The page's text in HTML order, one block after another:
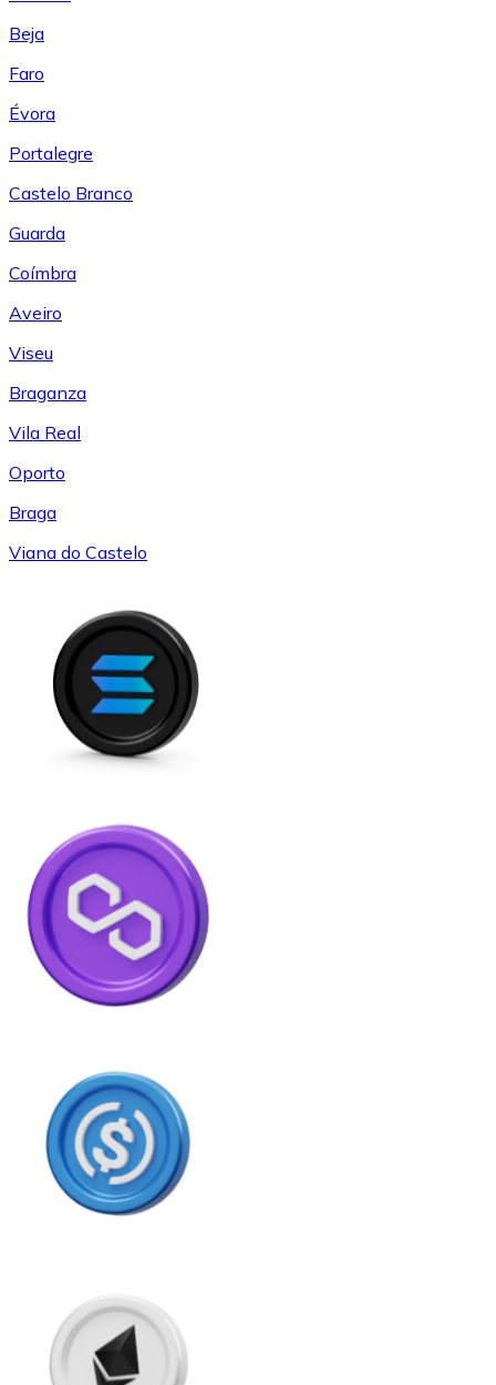
Beja
Faro
Évora
Portalegre
Castelo Branco
Guarda
Coímbra
Aveiro
Viseu
Braganza
Vila Real
Oporto
Braga
Viana do Castelo